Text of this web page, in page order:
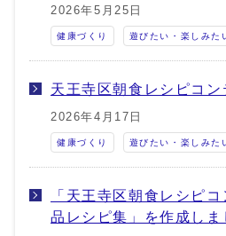
2026年5月25日
健康づくり 遊びたい・楽しみた
天王寺区朝食レシピコ
2026年4月17日
健康づくり 遊びたい・楽しみた
「天王寺区朝食レシピ
品レシピ集」を作成しま